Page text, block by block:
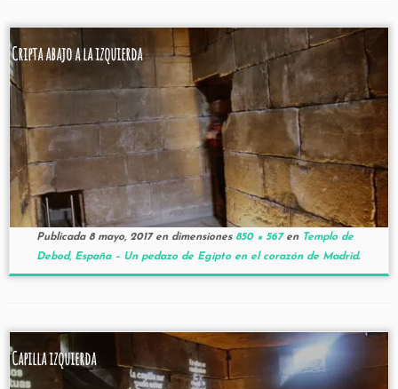
Cripta abajo a la izquierda
Publicada 8 mayo, 2017en dimensiones850 × 567enTemplo de
Debod, España – Un pedazo de Egipto en el corazón de Madrid.
Capilla izquierda